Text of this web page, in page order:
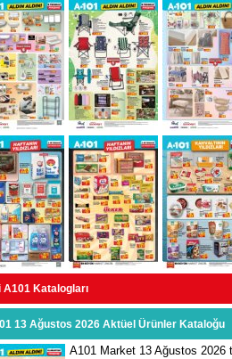
A101 Katalogları
13 Ağustos 2026 Aktüel Ürünler Kataloğu
A101 Market 13 Ağustos 2026